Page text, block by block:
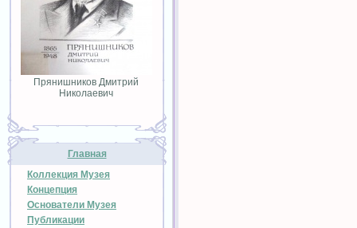
Прянишников Дмитрий
Николаевич
Главная
Коллекция Музея
Концепция
Основатели Музея
Публикации